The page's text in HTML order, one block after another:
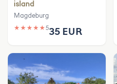
island
Magdeburg
★ ★ ★ ★ ★535 EUR